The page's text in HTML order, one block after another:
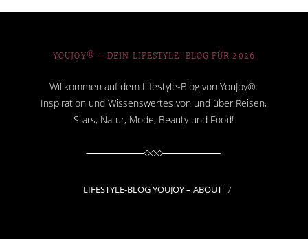
YOUJOY® – DEIN LIFESTYLE-BLOG FÜR 2026
Willkommen auf dem Lifestyle-Blog von YouJoy®:
Inspiration und Wissenswertes von und über Reisen,
Stars, Natur, Mode, Beauty und Food!
LIFESTYLE-BLOG YOUJOY – ABOUT